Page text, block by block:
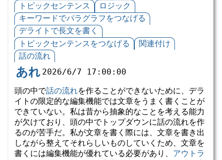
トピックセンテンス
ロジック
キーワードでパラグラフをつなげる
デライトで長文を書く
トピックセンテンスをつなげる
関連付け
話の流れ
あれ 2026/6/7 17:00:00
頭の中で話の流れを作ることができないために、デラ
イトの限定的な編集機能では文章をうまく書くことが
できていない。私は昔から抽象的なことを考える能力
が欠けており、頭の中でトップダウンに話の流れを作
るのが苦手だ。私が文章を書く際には、文章を書き出
しながら整えてそれらしいものしていくため、文章を
書くには編集機能が優れている必要があり、 アウトラ